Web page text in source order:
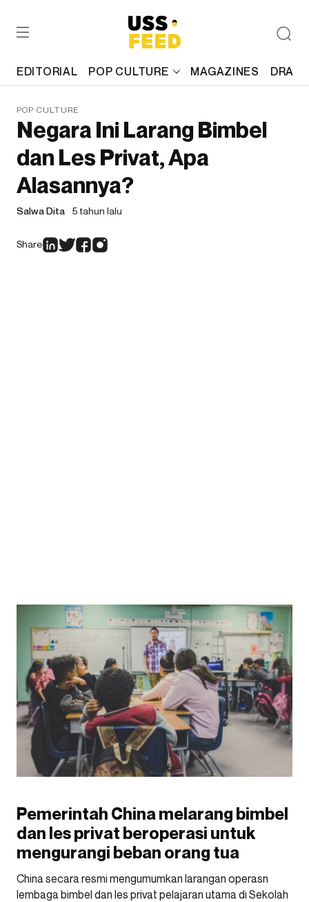
EDITORIAL POP CULTURE MAGAZINES
POP CULTURE
Negara Ini Larang Bimbel
dan Les Privat, Apa
Alasannya?
Salwa Dita 5 tahun lalu
Share
Pemerintah China melarang bimbel
dan les privat beroperasi untuk
mengurangi beban orang tua
China secara resmi mengumumkan larangan operasn
lembaga bimbel dan les privat pelajaran utama di Sekolah